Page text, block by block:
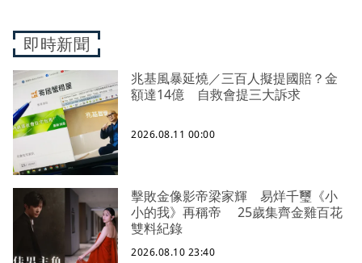
即時新聞
兆基風暴延燒／三百人擬提國賠？金
額達14億 自救會提三大訴求
2026.08.11 00:00
擊敗金像影帝梁家輝 易烊千璽《小
小的我》再稱帝 25歲集齊金雞百花
雙料紀錄
2026.08.10 23:40